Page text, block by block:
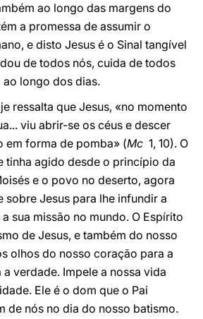
ao longo das margens do
a promessa de assumir o
e disto Jesus é o Sinal tangível
de todos nós, cuida de todos
ao longo dos dias.
ressalta que Jesus, «no momento
viu abrir-se os céus e descer
em forma de pomba» (Mc 1, 10). O
tinha agido desde o princípio da
e o povo no deserto, agora
sobre Jesus para lhe infundir a
sua missão no mundo. O Espírito
de Jesus, e também do nosso
olhos do nosso coração para a
verdade. Impele a nossa vida
Ele é o dom que o Pai
de nós no dia do nosso batismo.